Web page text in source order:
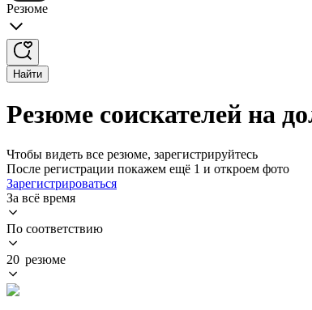
Резюме
Найти
Резюме соискателей на
Чтобы видеть все резюме, зарегистрируйтесь
После регистрации покажем ещё 1 и откроем фото
Зарегистрироваться
За всё время
По соответствию
20 резюме